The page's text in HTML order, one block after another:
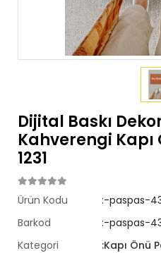
Dijital Baskı
Kahverengi Kapı
1231
Ürün Kodu
:-paspas-
Barkod
:-paspas-
Kategori
:Kapı Önü